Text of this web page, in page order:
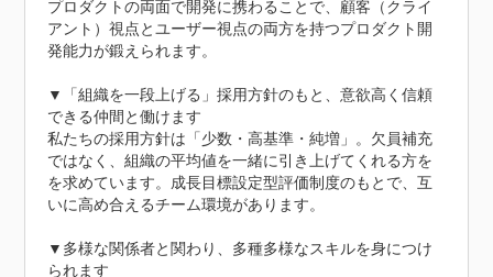
プロダクトの両面で開発に携わることで、顧客（クライ
アント）視点とユーザー視点の両方を持つプロダクト開
発能力が鍛えられます。
▼「組織を一段上げる」採用方針のもと、意欲高く信頼
できる仲間と働けます
私たちの採用方針は「少数・高基準・純増」。欠員補充
ではなく、組織の平均値を一緒に引き上げてくれる方を
を求めています。成長目標設定型評価制度のもとで、互
いに高め合えるチーム環境があります。
▼多様な関係者と関わり、多種多様なスキルを身につけ
られます